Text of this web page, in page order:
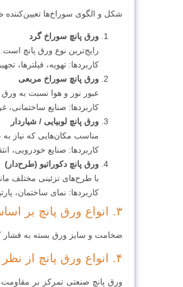
شکل و الگوی سوراخ‌ها
ورق پانچ سوراخ گرد
رایج‌ترین نوع ورق پانچ
کاربردها: تهویه، فیلترها،
ورق پانچ سوراخ مربعی
عبور نور و هوا نسبت به
کاربردها: صنایع ساختمانی،
ورق پانچ لوبیایی / شیار‌دار
مناسب مکان‌هایی که نیاز به
کاربردها: صنایع خودرویی،
ورق پانچ دکوراتیو (طرح‌دار)
با طرح‌های تزئینی مختلف
کاربردها: نمای ساختمان،
۳. انواع ورق پانچ بر اساس ضخامت و ابعاد
ضخامت و سایز ورق بسته به فشار کاری،
۴. انواع ورق پانچ از نظر کاربرد (صنعتی یا دکوراتیو)
ورق پانچ صنعتی تمرکز بر